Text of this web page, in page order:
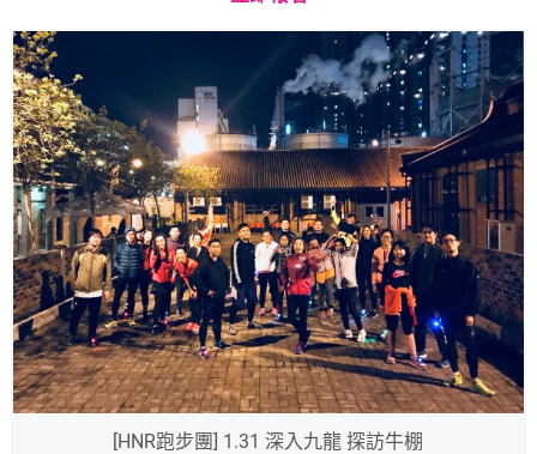
[HNR跑步團] 1.31 深入九龍 探訪牛棚